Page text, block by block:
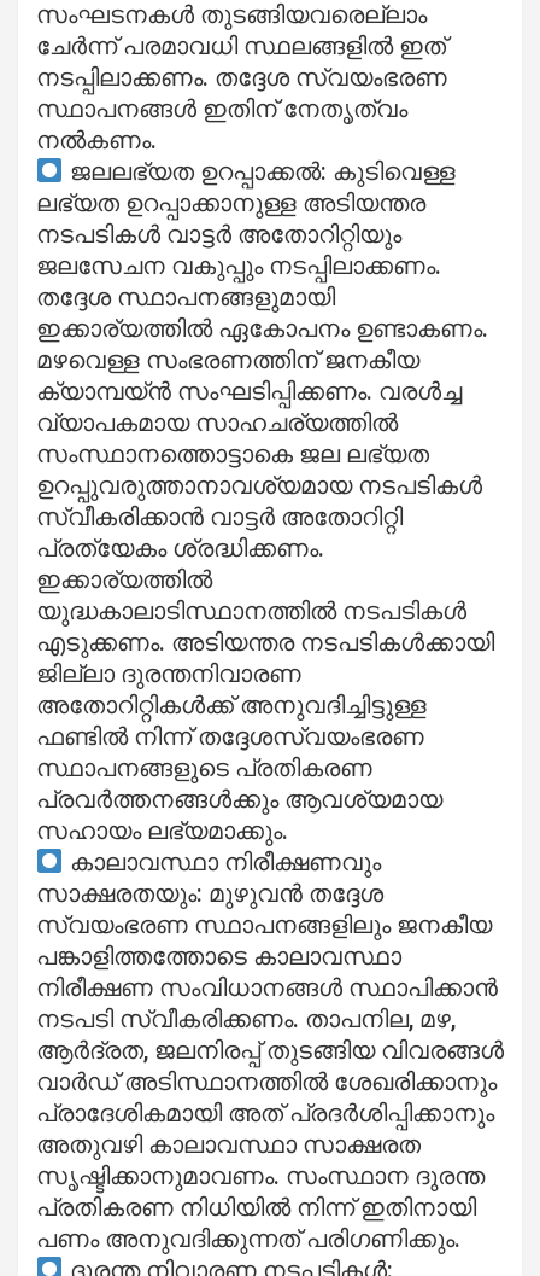
സംഘടനകൾ തുടങ്ങിയവരെല്ലാം
ചേർന്ന് പരമാവധി സ്ഥലങ്ങളിൽ ഇത്
നടപ്പിലാക്കണം. തദ്ദേശ സ്വയംഭരണ
സ്ഥാപനങ്ങൾ ഇതിന് നേതൃത്വം
നൽകണം.
ജലലഭ്യത ഉറപ്പാക്കൽ: കുടിവെള്ള
ലഭ്യത ഉറപ്പാക്കാനുള്ള അടിയന്തര
നടപടികൾ വാട്ടർ അതോറിറ്റിയും
ജലസേചന വകുപ്പും നടപ്പിലാക്കണം.
തദ്ദേശ സ്ഥാപനങ്ങളുമായി
ഇക്കാര്യത്തിൽ ഏകോപനം ഉണ്ടാകണം.
മഴവെള്ള സംഭരണത്തിന് ജനകീയ
ക്യാമ്പയ്ൻ സംഘടിപ്പിക്കണം. വരൾച്ച
വ്യാപകമായ സാഹചര്യത്തിൽ
സംസ്ഥാനത്തൊട്ടാകെ ജല ലഭ്യത
ഉറപ്പുവരുത്താനാവശ്യമായ നടപടികൾ
സ്വീകരിക്കാൻ വാട്ടർ അതോറിറ്റി
പ്രത്യേകം ശ്രദ്ധിക്കണം.
ഇക്കാര്യത്തിൽ
യുദ്ധകാലാടിസ്ഥാനത്തിൽ നടപടികൾ
എടുക്കണം. അടിയന്തര നടപടികൾക്കായി
ജില്ലാ ദുരന്തനിവാരണ
അതോറിറ്റികൾക്ക് അനുവദിച്ചിട്ടുള്ള
ഫണ്ടിൽ നിന്ന് തദ്ദേശസ്വയംഭരണ
സ്ഥാപനങ്ങളുടെ പ്രതികരണ
പ്രവർത്തനങ്ങൾക്കും ആവശ്യമായ
സഹായം ലഭ്യമാക്കും.
കാലാവസ്ഥാ നിരീക്ഷണവും
സാക്ഷരതയും: മുഴുവൻ തദ്ദേശ
സ്വയംഭരണ സ്ഥാപനങ്ങളിലും ജനകീയ
പങ്കാളിത്തത്തോടെ കാലാവസ്ഥാ
നിരീക്ഷണ സംവിധാനങ്ങൾ സ്ഥാപിക്കാൻ
നടപടി സ്വീകരിക്കണം. താപനില, മഴ,
ആർദ്രത, ജലനിരപ്പ് തുടങ്ങിയ വിവരങ്ങൾ
വാർഡ് അടിസ്ഥാനത്തിൽ ശേഖരിക്കാനും
പ്രാദേശികമായി അത് പ്രദർശിപ്പിക്കാനും
അതുവഴി കാലാവസ്ഥാ സാക്ഷരത
സൃഷ്ടിക്കാനുമാവണം. സംസ്ഥാന ദുരന്ത
പ്രതികരണ നിധിയിൽ നിന്ന് ഇതിനായി
പണം അനുവദിക്കുന്നത് പരിഗണിക്കും.
ദുരന്ത നിവാരണ നടപടികൾ: